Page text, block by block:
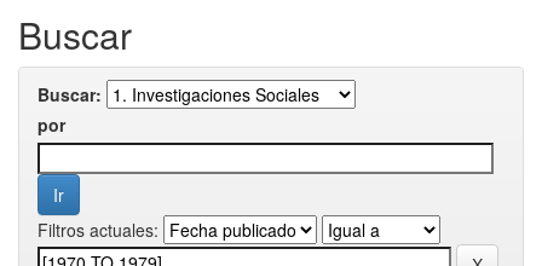
Buscar
Buscar:
por
Filtros actuales: